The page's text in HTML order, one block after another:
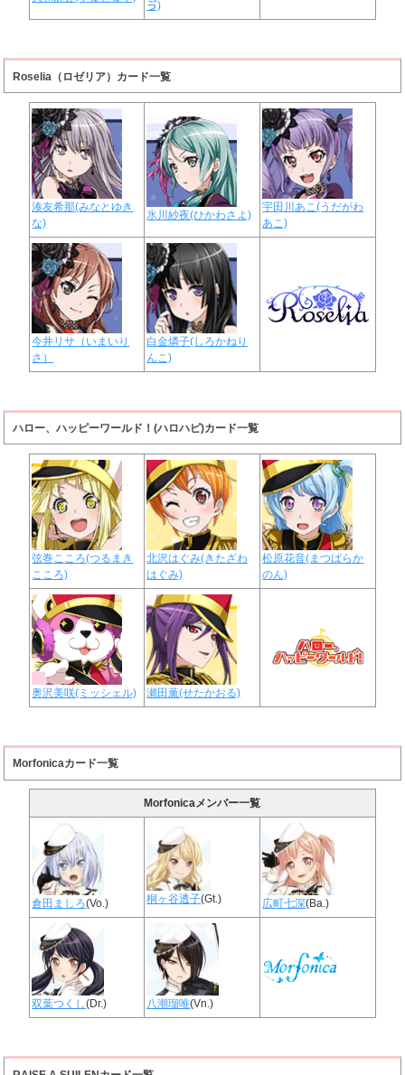
ゔ)
Roselia（ロゼリア）カード一覧
湊友希那(みなとゆき
な)
氷川紗夜(ひかわさよ)
宇田川あこ(うだがわ
あこ)
今井リサ（いまいり
さ）
白金燐子(しろかねり
んこ)
ハロー、ハッピーワールド！(ハロハピ)カード一覧
弦巻こころ(つるまき
こころ)
北沢はぐみ(きたざわ
はぐみ)
松原花音(まつばらか
のん)
奥沢美咲(ミッシェル) 瀬田薫(せたかおる)
Morfonicaカード一覧
Morfonicaメンバー一覧
倉田ましろ(Vo.) 桐ヶ谷透子(Gt.) 広町七深(Ba.)
双葉つくし(Dr.) 八潮瑠唯(Vn.)